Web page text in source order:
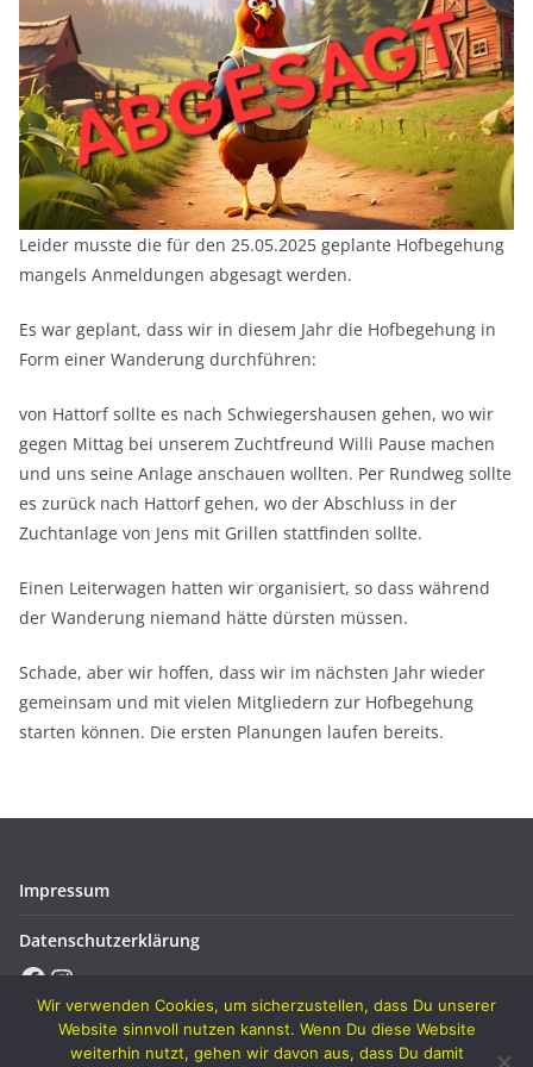
Leider musste die für den 25.05.2025 geplante Hofbegehung
mangels Anmeldungen abgesagt werden.
Es war geplant, dass wir in diesem Jahr die Hofbegehung in
Form einer Wanderung durchführen:
von Hattorf sollte es nach Schwiegershausen gehen, wo wir
gegen Mittag bei unserem Zuchtfreund Willi Pause machen
und uns seine Anlage anschauen wollten. Per Rundweg sollte
es zurück nach Hattorf gehen, wo der Abschluss in der
Zuchtanlage von Jens mit Grillen stattfinden sollte.
Einen Leiterwagen hatten wir organisiert, so dass während
der Wanderung niemand hätte dürsten müssen.
Schade, aber wir hoffen, dass wir im nächsten Jahr wieder
gemeinsam und mit vielen Mitgliedern zur Hofbegehung
starten können. Die ersten Planungen laufen bereits.
Impressum
Datenschutzerklärung
Facebook
Instagram
Wir verwenden Cookies, um sicherzustellen, dass Du unserer
Website sinnvoll nutzen kannst. Wenn Du diese Website
weiterhin nutzt, gehen wir davon aus, dass Du damit